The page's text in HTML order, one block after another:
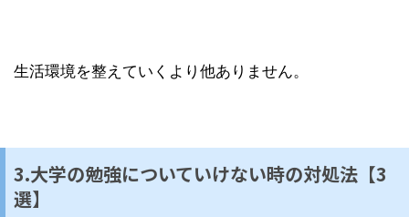
生活環境を整えていくより他ありません。
3.大学の勉強についていけない時の対処法【3
選】